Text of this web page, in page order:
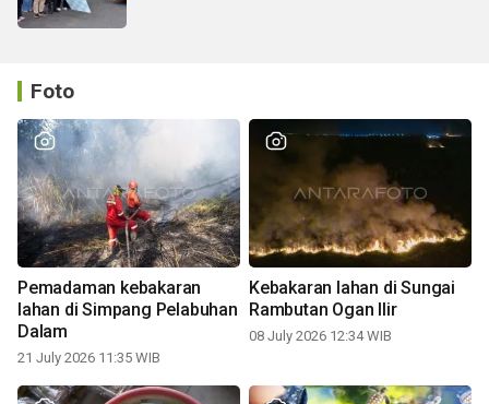
Foto
Pemadaman kebakaran
lahan di Simpang Pelabuhan
Dalam
21 July 2026 11:35 WIB
Kebakaran lahan di Sungai
Rambutan Ogan Ilir
08 July 2026 12:34 WIB